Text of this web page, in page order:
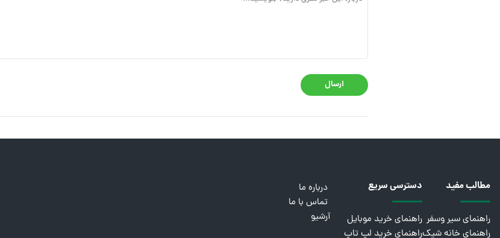
ارسال
مطالب مفید
راهنمای سیر وسفر
راهنمای خانه شیک
دسترسی سریع
راهنمای خرید موبایل
راهنمای خرید لپ تاپ
درباره ما
تماس با ما
آرشیو